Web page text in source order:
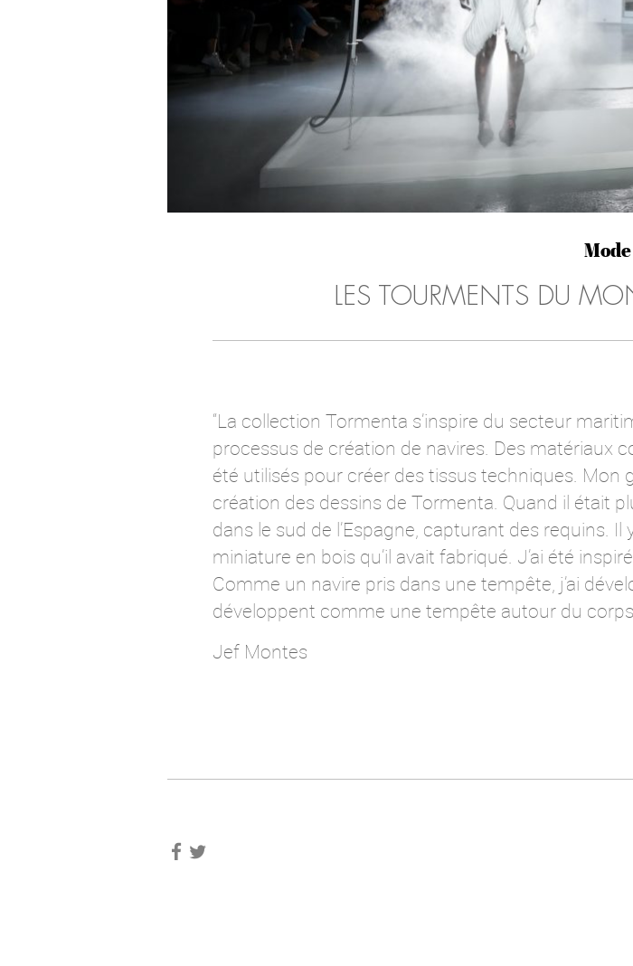
Mode
LES TOURMENTS DU
“La collection Tormenta s’inspire du secteur
processus de création de navires. Des matériaux
été utilisés pour créer des tissus techniques. Mon
création des dessins de Tormenta. Quand il était
dans le sud de l’Espagne, capturant des requins.
miniature en bois qu’il avait fabriqué. J’ai été
Comme un navire pris dans une tempête, j’ai
développent comme une tempête autour du
Jef Montes